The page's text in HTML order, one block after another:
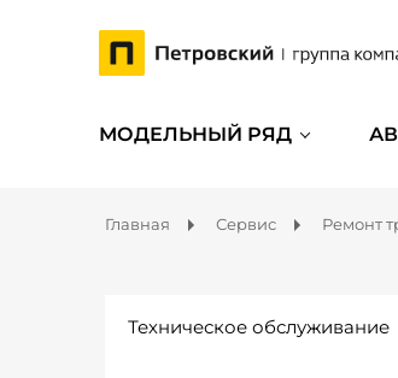
МОДЕЛЬНЫЙ РЯД
Главная Сервис Ремонт
Техническое обслуживание